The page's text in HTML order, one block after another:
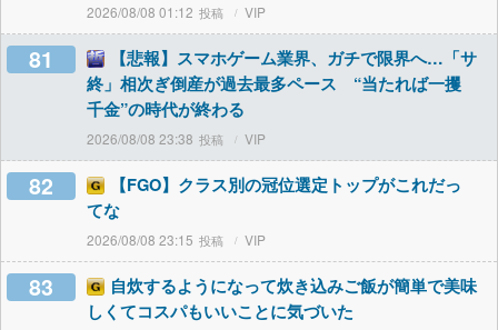
2026/08/08 01:12 VIP
81
【悲報】スマホゲーム業界、ガチで限界へ…「サ
終」相次ぎ倒産が過去最多ペース “当たれば一攫
千金”の時代が終わる
2026/08/08 23:38 VIP
82
【FGO】クラス別の冠位選定トップがこれだっ
てな
2026/08/08 23:15 VIP
83
自炊するようになって炊き込みご飯が簡単で美味
しくてコスパもいいことに気づいた